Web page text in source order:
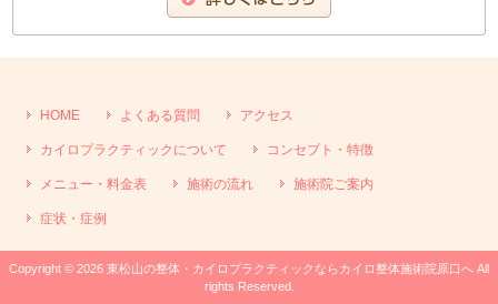
HOME よくある質問 アクセス
カイロプラクティックについて コンセプト・特徴
メニュー・料金表 施術の流れ 施術院ご案内
症状・症例
Copyright © 2026 東松山の整体・カイロプラクティックならカイロ整体施術院原口へ All
rights Reserved.